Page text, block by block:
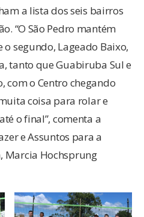
a lista dos seis bairros
“O São Pedro mantém
segundo, Lageado Baixo,
tanto que Guabiruba Sul e
com o Centro chegando
coisa para rolar e
o final”, comenta a
e Assuntos para a
Marcia Hochsprung